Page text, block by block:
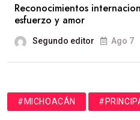
Reconocimientos
esfuerzo y amor
Segundo editor Ago 7
#MICHOACÁN